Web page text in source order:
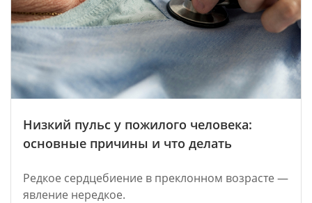
Низкий пульс у пожилого человека:
основные причины и что делать
Редкое сердцебиение в преклонном возрасте —
явление нередкое.